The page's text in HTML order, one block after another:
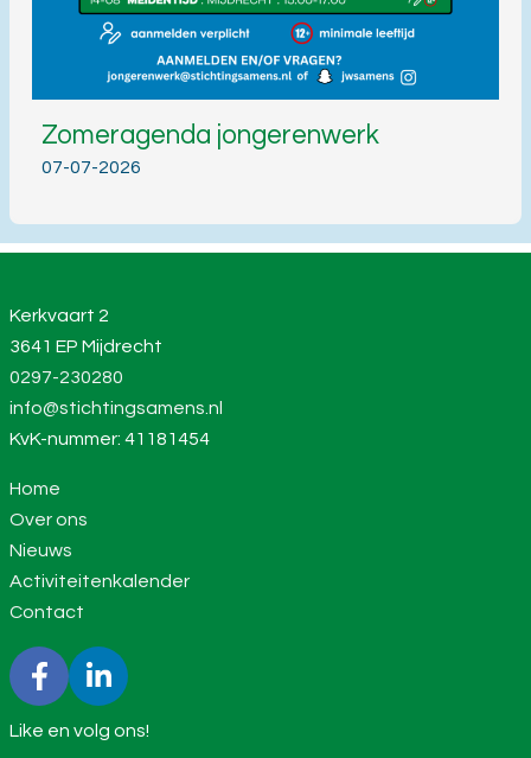
Zomeragenda jongerenwerk
07-07-2026
Kerkvaart 2
3641 EP Mijdrecht
0297-230280
info@stichtingsamens.nl
KvK-nummer: 41181454
Home
Over ons
Nieuws
Activiteitenkalender
Contact
Like en volg ons!